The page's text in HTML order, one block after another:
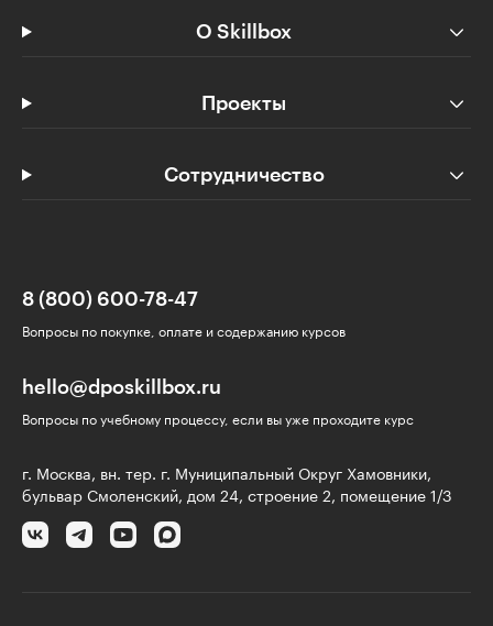
О Skillbox
Проекты
Сотрудничество
8 (800) 600-78-47
Вопросы по покупке, оплате и содержанию курсов
hello@dposkillbox.ru
Вопросы по учебному процессу, если вы уже проходите курс
г. Москва, вн. тер. г. Муниципальный Округ Хамовники,
бульвар Смоленский, дом 24, строение 2, помещение 1/3